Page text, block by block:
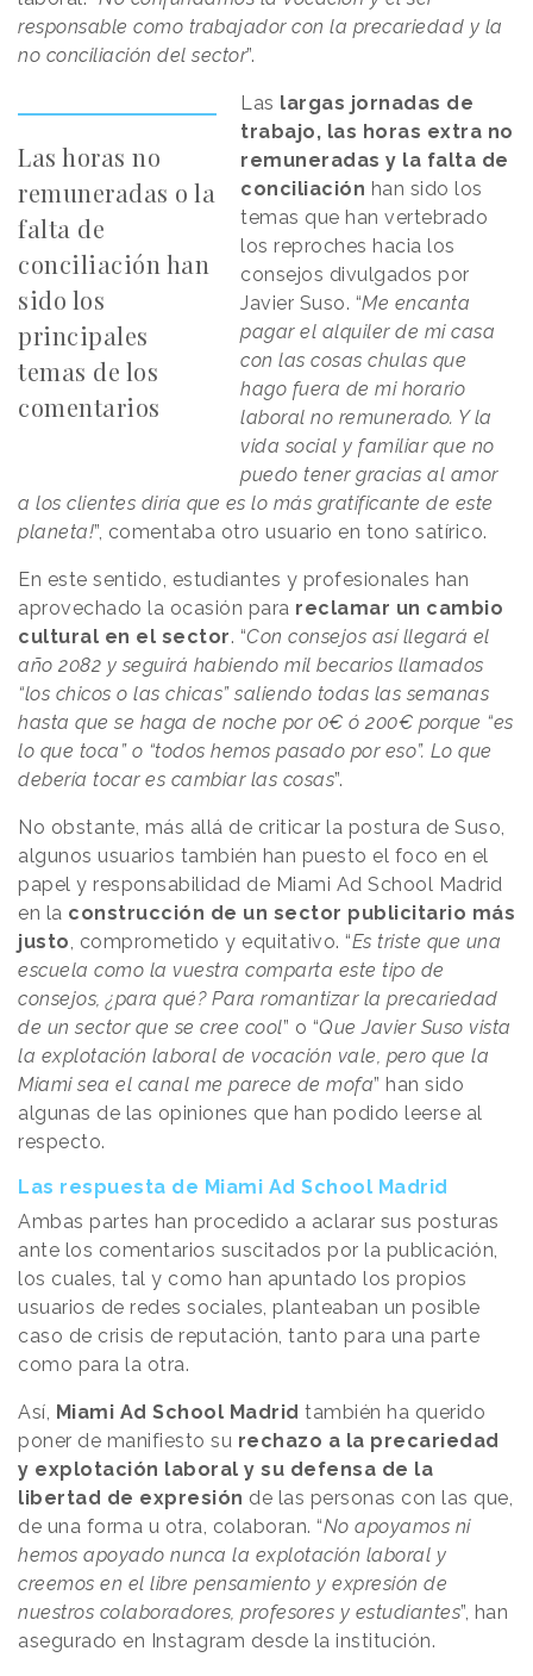
responsable como trabajador con la precariedad y la
no conciliación del sector”.
Las horas no
remuneradas o la
falta de
conciliación han
sido los
principales
temas de los
comentarios
Las largas jornadas de
trabajo, las horas extra no
remuneradas y la falta de
conciliación han sido los
temas que han vertebrado
los reproches hacia los
consejos divulgados por
Javier Suso. “Me encanta
pagar el alquiler de mi casa
con las cosas chulas que
hago fuera de mi horario
laboral no remunerado. Y la
vida social y familiar que no
puedo tener gracias al amor
a los clientes diría que es lo más gratificante de este
planeta!”, comentaba otro usuario en tono satírico.
En este sentido, estudiantes y profesionales han
aprovechado la ocasión para reclamar un cambio
cultural en el sector. “Con consejos así llegará el
año 2082 y seguirá habiendo mil becarios llamados
“los chicos o las chicas” saliendo todas las semanas
hasta que se haga de noche por 0€ ó 200€ porque “es
lo que toca” o “todos hemos pasado por eso”. Lo que
debería tocar es cambiar las cosas”.
No obstante, más allá de criticar la postura de Suso,
algunos usuarios también han puesto el foco en el
papel y responsabilidad de Miami Ad School Madrid
en la construcción de un sector publicitario más
justo, comprometido y equitativo. “Es triste que una
escuela como la vuestra comparta este tipo de
consejos, ¿para qué? Para romantizar la precariedad
de un sector que se cree cool” o “Que Javier Suso vista
la explotación laboral de vocación vale, pero que la
Miami sea el canal me parece de mofa” han sido
algunas de las opiniones que han podido leerse al
respecto.
Las respuesta de Miami Ad School Madrid
Ambas partes han procedido a aclarar sus posturas
ante los comentarios suscitados por la publicación,
los cuales, tal y como han apuntado los propios
usuarios de redes sociales, planteaban un posible
caso de crisis de reputación, tanto para una parte
como para la otra.
Así, Miami Ad School Madrid también ha querido
poner de manifiesto su rechazo a la precariedad
y explotación laboral y su defensa de la
libertad de expresión de las personas con las que,
de una forma u otra, colaboran. “No apoyamos ni
hemos apoyado nunca la explotación laboral y
creemos en el libre pensamiento y expresión de
nuestros colaboradores, profesores y estudiantes”, han
asegurado en Instagram desde la institución.